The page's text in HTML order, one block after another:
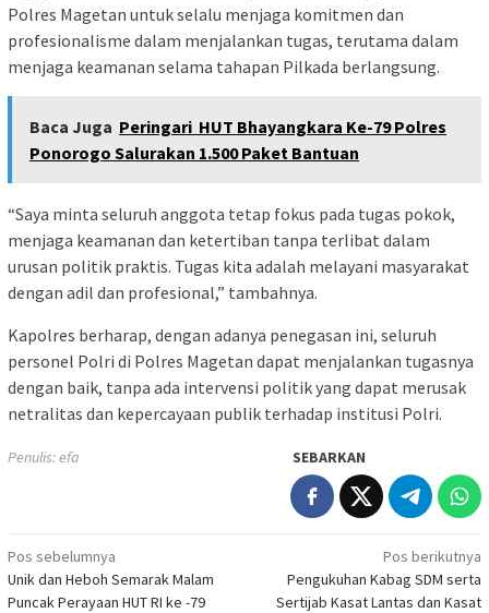
Polres Magetan untuk selalu menjaga komitmen dan
profesionalisme dalam menjalankan tugas, terutama dalam
menjaga keamanan selama tahapan Pilkada berlangsung.
Baca Juga Peringari HUT Bhayangkara Ke-79 Polres
Ponorogo Salurakan 1.500 Paket Bantuan
“Saya minta seluruh anggota tetap fokus pada tugas pokok,
menjaga keamanan dan ketertiban tanpa terlibat dalam
urusan politik praktis. Tugas kita adalah melayani masyarakat
dengan adil dan profesional,” tambahnya.
Kapolres berharap, dengan adanya penegasan ini, seluruh
personel Polri di Polres Magetan dapat menjalankan tugasnya
dengan baik, tanpa ada intervensi politik yang dapat merusak
netralitas dan kepercayaan publik terhadap institusi Polri.
Penulis: efa SEBARKAN
Navigasi
pos
Pos sebelumnya
Unik dan Heboh Semarak Malam
Puncak Perayaan HUT RI ke -79
Pos berikutnya
Pengukuhan Kabag SDM serta
Sertijab Kasat Lantas dan Kasat